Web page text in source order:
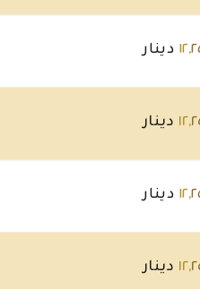
١٢, دينار
١٢, دينار
١٢, دينار
١٢, دينار